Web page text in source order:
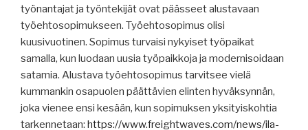
työnantajat ja työntekijät ovat päässeet alustavaan
työehtosopimukseen. Työehtosopimus olisi
kuusivuotinen. Sopimus turvaisi nykyiset työpaikat
samalla, kun luodaan uusia työpaikkoja ja modernisoidaan
satamia. Alustava työehtosopimus tarvitsee vielä
kummankin osapuolen päättävien elinten hyväksynnän,
joka vienee ensi kesään, kun sopimuksen yksityiskohtia
tarkennetaan: https://www.freightwaves.com/news/ila-